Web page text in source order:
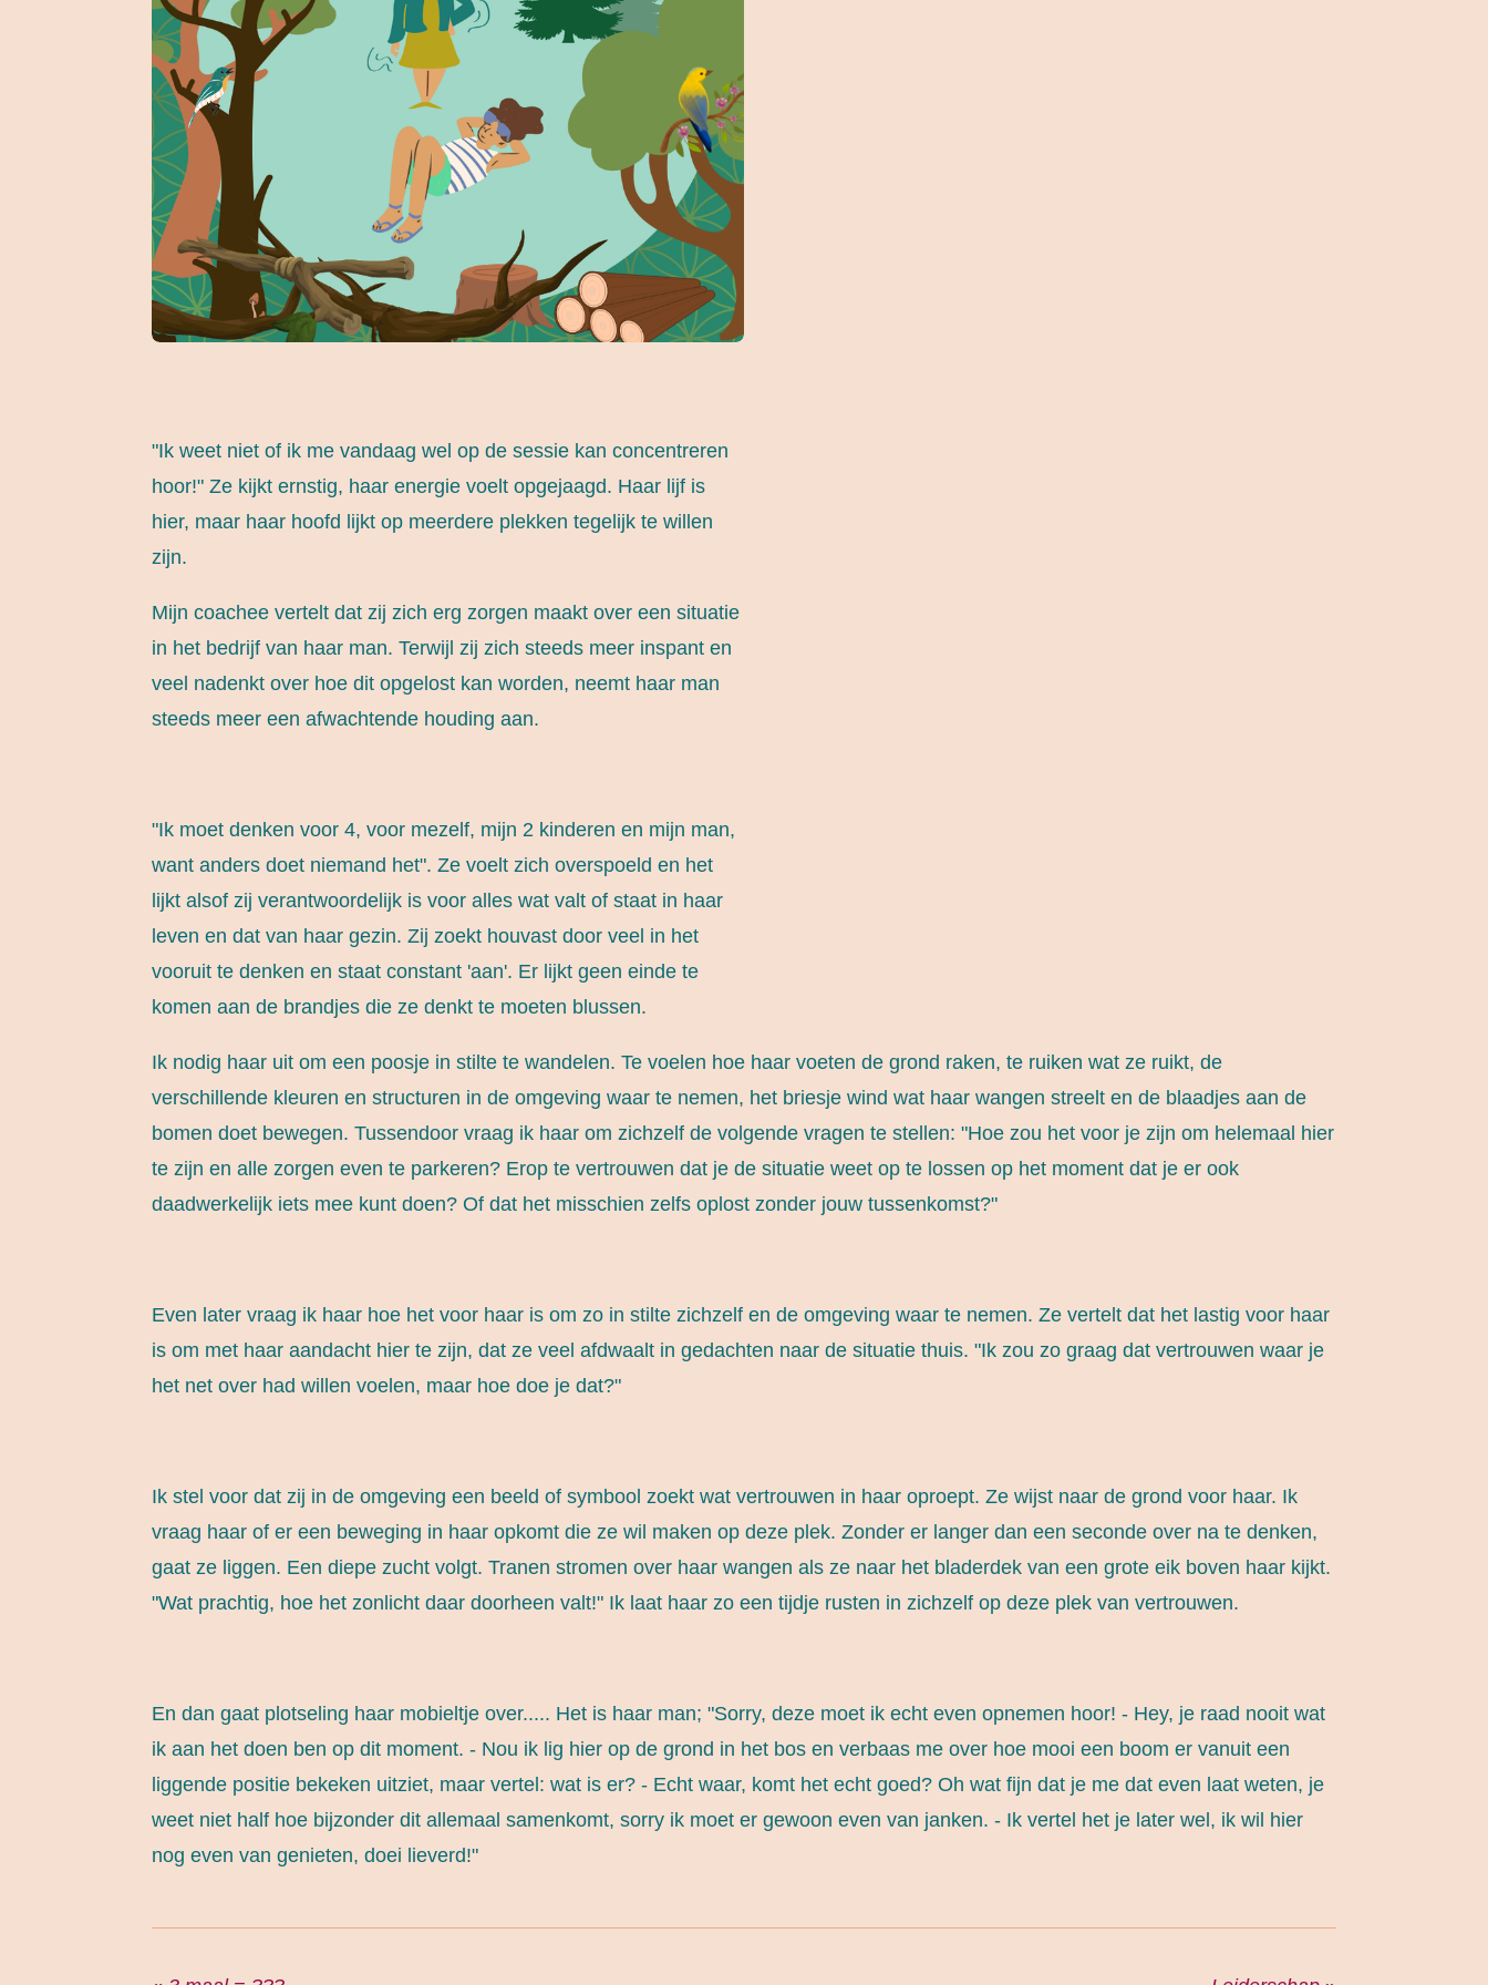
"Ik weet niet of ik me vandaag wel op de sessie kan concentreren
hoor!" Ze kijkt ernstig, haar energie voelt opgejaagd. Haar lijf is
hier, maar haar hoofd lijkt op meerdere plekken tegelijk te willen
zijn.
Mijn coachee vertelt dat zij zich erg zorgen maakt over een situatie
in het bedrijf van haar man. Terwijl zij zich steeds meer inspant en
veel nadenkt over hoe dit opgelost kan worden, neemt haar man
steeds meer een afwachtende houding aan.
"Ik moet denken voor 4, voor mezelf, mijn 2 kinderen en mijn man,
want anders doet niemand het". Ze voelt zich overspoeld en het
lijkt alsof zij verantwoordelijk is voor alles wat valt of staat in haar
leven en dat van haar gezin. Zij zoekt houvast door veel in het
vooruit te denken en staat constant 'aan'. Er lijkt geen einde te
komen aan de brandjes die ze denkt te moeten blussen.
Ik nodig haar uit om een poosje in stilte te wandelen. Te voelen hoe haar voeten de grond raken, te ruiken wat ze ruikt, de
verschillende kleuren en structuren in de omgeving waar te nemen, het briesje wind wat haar wangen streelt en de blaadjes aan de
bomen doet bewegen. Tussendoor vraag ik haar om zichzelf de volgende vragen te stellen: "Hoe zou het voor je zijn om helemaal hier
te zijn en alle zorgen even te parkeren? Erop te vertrouwen dat je de situatie weet op te lossen op het moment dat je er ook
daadwerkelijk iets mee kunt doen? Of dat het misschien zelfs oplost zonder jouw tussenkomst?"
Even later vraag ik haar hoe het voor haar is om zo in stilte zichzelf en de omgeving waar te nemen. Ze vertelt dat het lastig voor haar
is om met haar aandacht hier te zijn, dat ze veel afdwaalt in gedachten naar de situatie thuis. "Ik zou zo graag dat vertrouwen waar je
het net over had willen voelen, maar hoe doe je dat?"
Ik stel voor dat zij in de omgeving een beeld of symbool zoekt wat vertrouwen in haar oproept. Ze wijst naar de grond voor haar. Ik
vraag haar of er een beweging in haar opkomt die ze wil maken op deze plek. Zonder er langer dan een seconde over na te denken,
gaat ze liggen. Een diepe zucht volgt. Tranen stromen over haar wangen als ze naar het bladerdek van een grote eik boven haar kijkt.
"Wat prachtig, hoe het zonlicht daar doorheen valt!" Ik laat haar zo een tijdje rusten in zichzelf op deze plek van vertrouwen.
En dan gaat plotseling haar mobieltje over..... Het is haar man; "Sorry, deze moet ik echt even opnemen hoor! - Hey, je raad nooit wat
ik aan het doen ben op dit moment. - Nou ik lig hier op de grond in het bos en verbaas me over hoe mooi een boom er vanuit een
liggende positie bekeken uitziet, maar vertel: wat is er? - Echt waar, komt het echt goed? Oh wat fijn dat je me dat even laat weten, je
weet niet half hoe bijzonder dit allemaal samenkomt, sorry ik moet er gewoon even van janken. - Ik vertel het je later wel, ik wil hier
nog even van genieten, doei lieverd!"